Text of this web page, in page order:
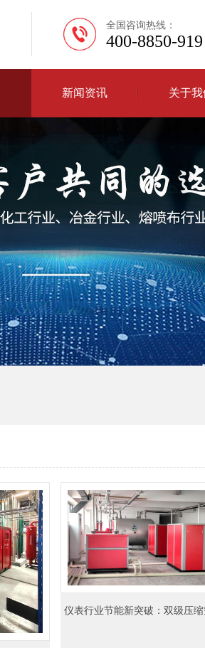
全国咨询热线：
400-8850-919
新闻资讯 关于我